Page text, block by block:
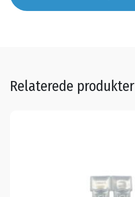
Relaterede produkter